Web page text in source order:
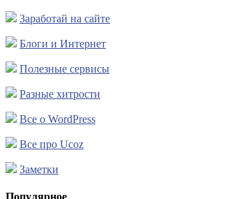
Заработай на сайте
Блоги и Интернет
Полезные сервисы
Разные хитрости
Все о WordPress
Все про Ucoz
Заметки
Популярное